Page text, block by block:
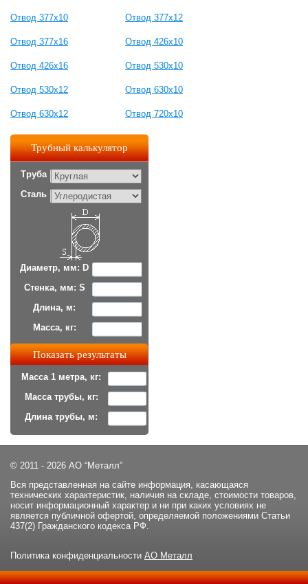
Отвод 377х10 Отвод 377х12
Отвод 377х16 Отвод 426х10
Отвод 426х16 Отвод 530х10
Отвод 530х12 Отвод 630х10
Отвод 630х12 Отвод 720х10
Трубный калькулятор
Труба
Сталь
Диаметр, мм: D
Стенка, мм: S
Длина, м:
Масса, кг:
Масса 1 метра, кг:
Масса трубы, кг:
Длина трубы, м:
© 2011 - 2026 АО “Металл”
Вся представленная на сайте информация, касающаяся
технических характеристик, наличия на складе, стоимости товаров,
носит информационный характер и ни при каких условиях не
является публичной офертой, определяемой положениями Статьи
437(2) Гражданского кодекса РФ.
Политика конфиденциальности АО Металл